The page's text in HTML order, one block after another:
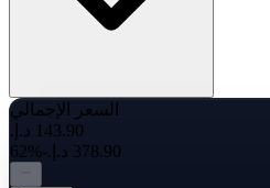
السعر الإجمالي
-62%